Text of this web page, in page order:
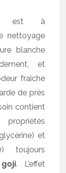
est à
nettoyage
blanche
et
fraîche
de près
contient
et
toujours
. L’effet